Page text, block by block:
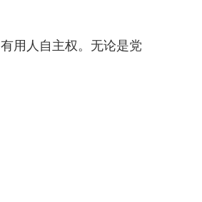
用人自主权。无论是党